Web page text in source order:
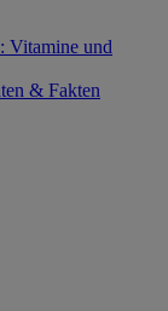
Vitamine und
& Fakten